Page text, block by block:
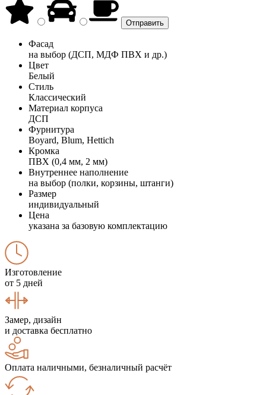
Фасад
на выбор (ДСП, МДФ ПВХ и др.)
Цвет
Белый
Стиль
Классический
Материал корпуса
ДСП
Фурнитура
Boyard, Blum, Hettich
Кромка
ПВХ (0,4 мм, 2 мм)
Внутреннее наполнение
на выбор (полки, корзины, штанги)
Размер
индивидуальный
Цена
указана за базовую комплектацию
Изготовление
от 5 дней
Замер, дизайн
и доставка бесплатно
Оплата наличными, безналичный расчёт